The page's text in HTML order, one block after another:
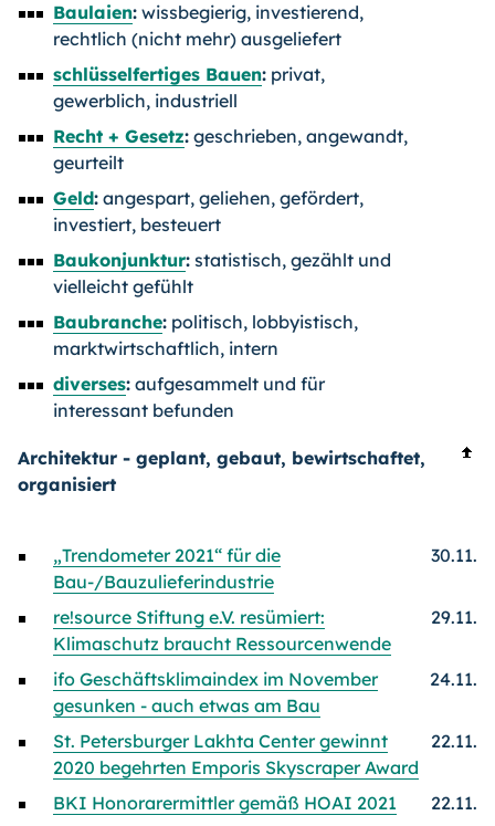
Baulaien: wissbegierig, investierend,
rechtlich (nicht mehr) ausgeliefert
schlüsselfertiges Bauen: privat,
gewerblich, industriell
Recht + Gesetz: geschrieben, angewandt,
geurteilt
Geld: angespart, geliehen, gefördert,
investiert, besteuert
Baukonjunktur: statistisch, gezählt und
vielleicht gefühlt
Baubranche: politisch, lobbyistisch,
marktwirtschaftlich, intern
diverses: aufgesammelt und für
interessant befunden
Architektur - geplant, gebaut, bewirtschaftet,
organisiert
„Trendometer 2021“ für die
Bau-/Bauzulieferindus­trie
30.11.
re!source Stiftung e.V. resümiert:
Klimaschutz braucht Ressourcenwende
29.11.
ifo Geschäftsklimaindex im November
gesunken - auch etwas am Bau
24.11.
St. Petersburger Lakhta Center gewinnt
2020 begehrten Emporis Skyscraper Award
22.11.
BKI Honorarermittler gemäß HOAI 2021
22.11.